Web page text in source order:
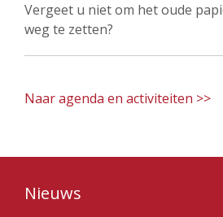
Vergeet u niet om het oude
weg te zetten?
Naar agenda en activiteiten >>
Nieuws